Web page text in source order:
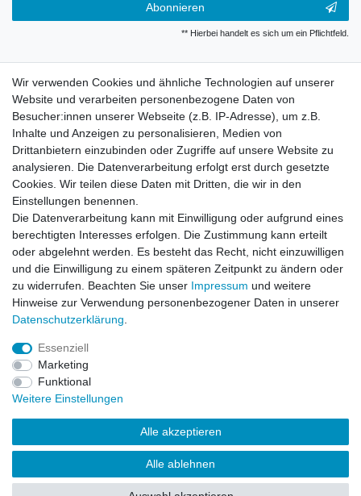
Abonnieren
** Hierbei handelt es sich um ein Pflichtfeld.
Impressum
Datenschutzerklärung
Kontakt
Alle auf dieser Webseite dargestellten Produkte und
Produktinformationen dienen ausschließlich der
allgemeinen Information. Es wird darauf hingewiesen, dass
Abweichungen zwischen den auf der Webseite
dargestellten Produkten und den tatsächlich gelieferten
Modellen möglich sind.
Die auf der Webseite gezeigten Abbildungen,
Spezifikationen und Beschreibungen können Änderungen
unterliegen und stellen nicht notwendigerweise die finalen
Produkteigenschaften dar. Der Anbieter behält sich das
Recht vor, jederzeit und ohne vorherige Ankündigung
Änderungen an den dargestellten Produkten vorzunehmen.
Wir verwenden Cookies und ähnliche Technologien auf unserer
Website und verarbeiten personenbezogene Daten von
Besucher:innen unserer Webseite (z.B. IP-Adresse), um z.B.
Inhalte und Anzeigen zu personalisieren, Medien von
Drittanbietern einzubinden oder Zugriffe auf unsere Website zu
analysieren. Die Datenverarbeitung erfolgt erst durch gesetzte
Cookies. Wir teilen diese Daten mit Dritten, die wir in den
Einstellungen benennen.
Die Datenverarbeitung kann mit Einwilligung oder aufgrund eines
berechtigten Interesses erfolgen. Die Zustimmung kann erteilt
oder abgelehnt werden. Es besteht das Recht, nicht einzuwilligen
und die Einwilligung zu einem späteren Zeitpunkt zu ändern oder
zu widerrufen. Beachten Sie unser Impressum und weitere
Hinweise zur Verwendung personenbezogener Daten in unserer
Daten­schutz­erklärung
Essenziell
Marketing
Funktional
Weitere Einstellungen
Alle akzeptieren
Alle ablehnen